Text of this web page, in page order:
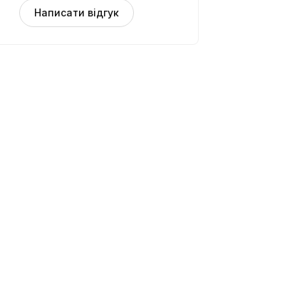
Написати відгук